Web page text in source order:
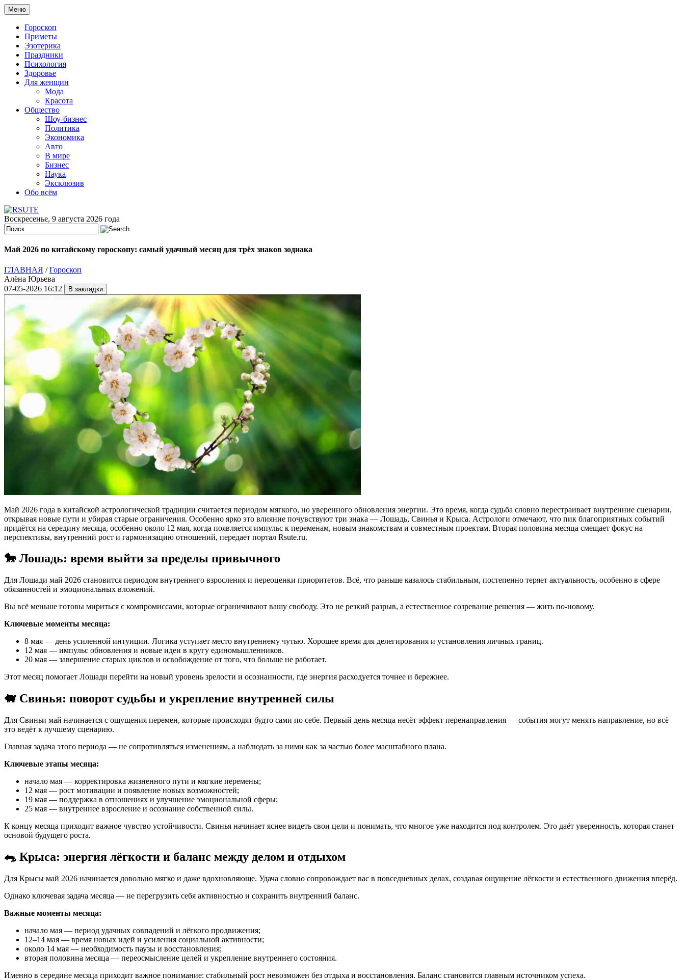
Меню
Гороскоп
Приметы
Эзотерика
Праздники
Психология
Здоровье
Для женщин
Мода
Красота
Общество
Шоу-бизнес
Политика
Экономика
Авто
В мире
Бизнес
Наука
Эксклюзив
Обо всём
Воскресенье, 9 августа 2026 года
Май 2026 по китайскому гороскопу: самый удачный месяц для трёх знаков зодиака
ГЛАВНАЯ /Гороскоп
Алёна Юрьева
07-05-2026 16:12
Май 2026 года в китайской астрологической традиции считается периодом мягкого, но уверенного обновления энергии. Это время, когда судьба словно перестраивает внутренние сценарии,
открывая новые пути и убирая старые ограничения. Особенно ярко это влияние почувствуют три знака — Лошадь, Свинья и Крыса. Астрологи отмечают, что пик благоприятных событий
придётся на середину месяца, особенно около 12 мая, когда появляется импульс к переменам, новым знакомствам и совместным проектам. Вторая половина месяца смещает фокус на
перспективы, внутренний рост и гармонизацию отношений, передает портал Rsute.ru.
🐎 Лошадь: время выйти за пределы привычного
Для Лошади май 2026 становится периодом внутреннего взросления и переоценки приоритетов. Всё, что раньше казалось стабильным, постепенно теряет актуальность, особенно в сфере
обязанностей и эмоциональных вложений.
Вы всё меньше готовы мириться с компромиссами, которые ограничивают вашу свободу. Это не резкий разрыв, а естественное созревание решения — жить по-новому.
Ключевые моменты месяца:
8 мая — день усиленной интуиции. Логика уступает место внутреннему чутью. Хорошее время для делегирования и установления личных границ.
12 мая — импульс обновления и новые идеи в кругу единомышленников.
20 мая — завершение старых циклов и освобождение от того, что больше не работает.
Этот месяц помогает Лошади перейти на новый уровень зрелости и осознанности, где энергия расходуется точнее и бережнее.
🐖 Свинья: поворот судьбы и укрепление внутренней силы
Для Свиньи май начинается с ощущения перемен, которые происходят будто сами по себе. Первый день месяца несёт эффект перенаправления — события могут менять направление, но всё
это ведёт к лучшему сценарию.
Главная задача этого периода — не сопротивляться изменениям, а наблюдать за ними как за частью более масштабного плана.
Ключевые этапы месяца:
начало мая — корректировка жизненного пути и мягкие перемены;
12 мая — рост мотивации и появление новых возможностей;
19 мая — поддержка в отношениях и улучшение эмоциональной сферы;
25 мая — внутреннее взросление и осознание собственной силы.
К концу месяца приходит важное чувство устойчивости. Свинья начинает яснее видеть свои цели и понимать, что многое уже находится под контролем. Это даёт уверенность, которая станет
основой будущего роста.
🐀 Крыса: энергия лёгкости и баланс между делом и отдыхом
Для Крысы май 2026 начинается довольно мягко и даже вдохновляюще. Удача словно сопровождает вас в повседневных делах, создавая ощущение лёгкости и естественного движения вперёд.
Однако ключевая задача месяца — не перегрузить себя активностью и сохранить внутренний баланс.
Важные моменты месяца:
начало мая — период удачных совпадений и лёгкого продвижения;
12–14 мая — время новых идей и усиления социальной активности;
около 14 мая — необходимость паузы и восстановления;
вторая половина месяца — переосмысление целей и укрепление внутреннего состояния.
Именно в середине месяца приходит важное понимание: стабильный рост невозможен без отдыха и восстановления. Баланс становится главным источником успеха.